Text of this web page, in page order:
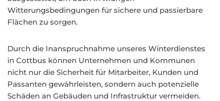
Witterungsbedingungen für sichere und passierbare
Flächen zu sorgen.
Durch die Inanspruchnahme unseres Winterdienstes
in Cottbus können Unternehmen und Kommunen
nicht nur die Sicherheit für Mitarbeiter, Kunden und
Passanten gewährleisten, sondern auch potenzielle
Schäden an Gebäuden und Infrastruktur vermeiden.